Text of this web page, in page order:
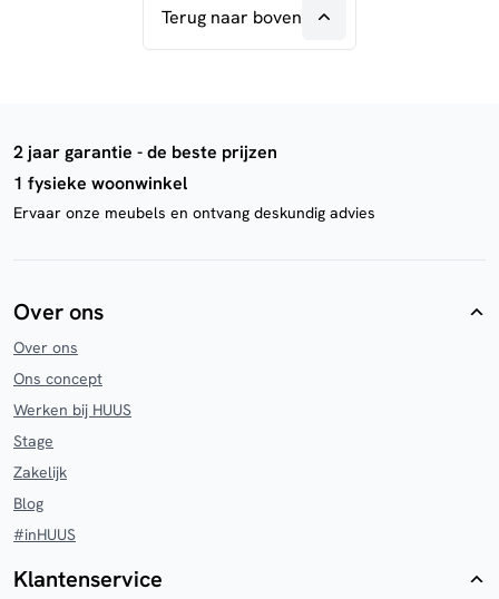
Terug naar boven
2 jaar garantie - de beste prijzen
1 fysieke woonwinkel
Ervaar onze meubels en ontvang deskundig advies
Over ons
Over ons
Ons concept
Werken bij HUUS
Stage
Zakelijk
Blog
#inHUUS
Klantenservice